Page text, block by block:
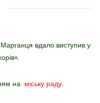
вдало виступив у
на міську раду.